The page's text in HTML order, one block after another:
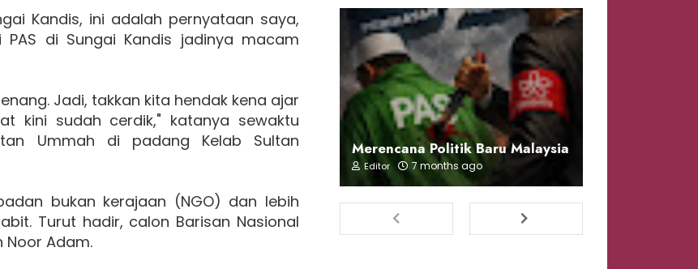
Kandis, ini adalah pernyataan saya,
di Sungai Kandis jadinya macam
Jadi, takkan kita hendak kena ajar
kini sudah cerdik," katanya sewaktu
Ummah di padang Kelab Sultan
bukan kerajaan (NGO) dan lebih
Turut hadir, calon Barisan Nasional
Noor Adam.
Merencana Politik Baru Malaysia
Editor 7 months ago